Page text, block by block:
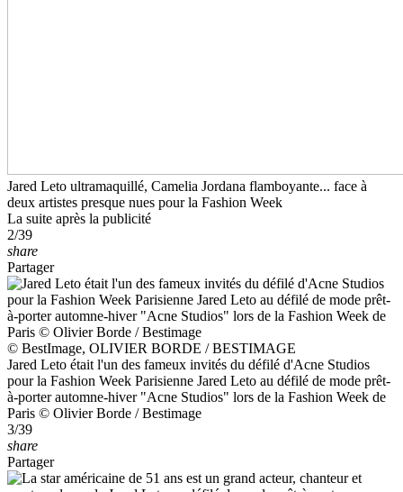
Jared Leto ultramaquillé, Camelia Jordana flamboyante... face à
deux artistes presque nues pour la Fashion Week
La suite après la publicité
2/39
share
Partager
© BestImage, OLIVIER BORDE / BESTIMAGE
Jared Leto était l'un des fameux invités du défilé d'Acne Studios
pour la Fashion Week Parisienne Jared Leto au défilé de mode prêt-
à-porter automne-hiver "Acne Studios" lors de la Fashion Week de
Paris © Olivier Borde / Bestimage
3/39
share
Partager